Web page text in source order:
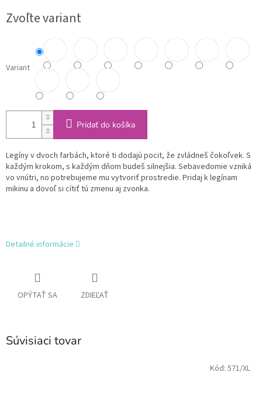
cena:
Zvoľte variant
Variant
Pridať do košíka
Legíny v dvoch farbách, ktoré ti dodajú pocit, že zvládneš čokoľvek. S
každým krokom, s každým dňom budeš silnejšia. Sebavedomie vzniká
vo vnútri, no potrebujeme mu vytvoriť prostredie. Pridaj k legínam
mikinu a dovoľ si cítiť tú zmenu aj zvonka.
Detailné informácie
OPÝTAŤ SA ZDIEĽAŤ
Súvisiaci tovar
Kód: 571/XL